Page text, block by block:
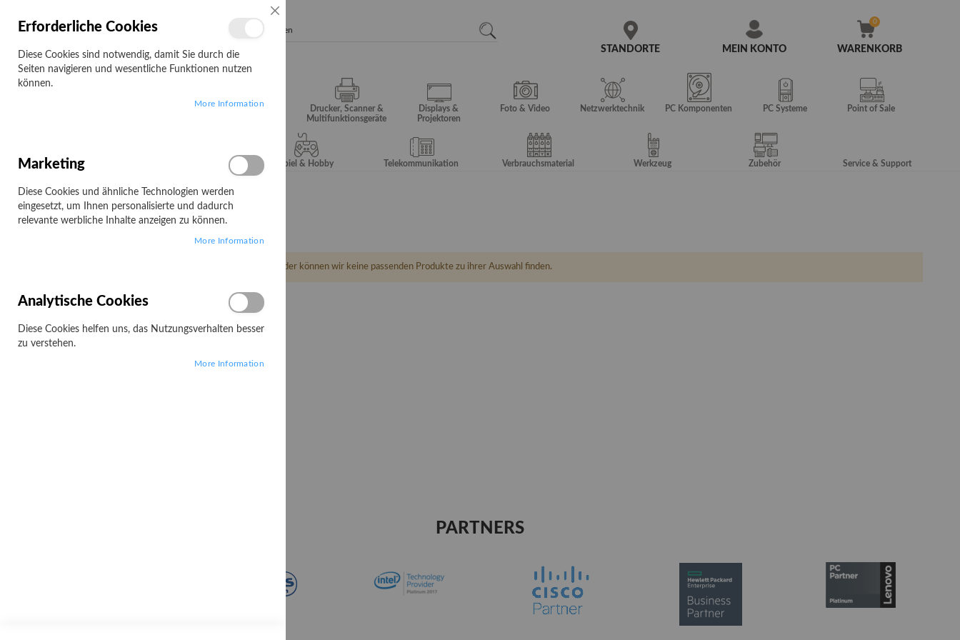
MEIN KONTO
STANDORTE WARENKORB
Campus
Drucker, Scanner &
Multifunktionsgeräte
Displays &
Projektoren
Foto & Video Netzwerktechnik PC Komponenten PC Systeme Point of Sale
Server & Storage Spiel & Hobby Telekommunikation Verbrauchsmaterial Werkzeug Zubehör Service & Support
Startseite ROCOM
ROCOM
Leider können wir keine passenden Produkte zu ihrer Auswahl finden.
PARTNERS
Erforderliche Cookies
Diese Cookies sind notwendig, damit Sie durch die
Seiten navigieren und wesentliche Funktionen nutzen
können.
More Information
Marketing
Diese Cookies und ähnliche Technologien werden
eingesetzt, um Ihnen personalisierte und dadurch
relevante werbliche Inhalte anzeigen zu können.
More Information
Analytische Cookies
Diese Cookies helfen uns, das Nutzungsverhalten besser
zu verstehen.
More Information